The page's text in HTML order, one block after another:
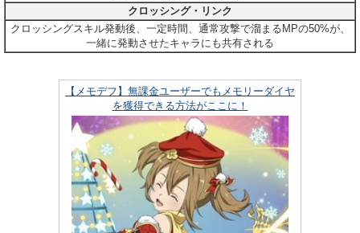
クロッシング・リンク
クロッシングスキル発動後、一定時間、通常攻撃で溜まるMPの50%が、
一緒に発動させたキャラにも共有される
【メモデフ】無課金ユーザーでもメモリーダイヤ
を獲得できる方法がここに！